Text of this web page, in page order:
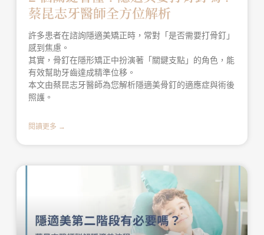
蔡昆志牙醫師全方位解析
許多患者在諮詢隱適美矯正時，常對「是否需要打骨釘」
感到焦慮。
其實，骨釘在隱形矯正中扮演著「關鍵支點」的角色，能
有效幫助牙齒達成精準位移。
本文由蔡昆志牙醫師為您解析隱適美骨釘的適應症與術後
照護。
閱讀更多 →